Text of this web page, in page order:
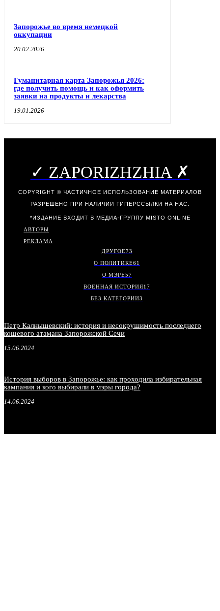
Запорожье во время немецкой
оккупации
20.02.2026
Гуманитарная карта Запорожья 2026:
где получить помощь и как оформить
заявки на продукты и лекарства
19.01.2026
✓ ZAPORIZHZHIA ✗
COPYRIGHT © ЧАСТИЧНОЕ ИСПОЛЬЗОВАНИЕ МАТЕРИАЛОВ
РАЗРЕШЕНО ПРИ НАЛИЧИИ ГИПЕРССЫЛКИ НА НАС.
*ИЗДАНИЕ ВХОДИТ В МЕДИА-ГРУППУ MISTO ONLINE
АВТОРЫ
РЕКЛАМА
ДРУГОЕ73
О ПОЛИТИКЕ61
О МЭРЕ57
ВОЕННАЯ ИСТОРИЯ17
БЕЗ КАТЕГОРИИ3
Петр Калнышевский: история и несокрушимость последнего
кошевого атамана Запорожской Сечи
15.06.2024
История выборов в Запорожье: как проходила избирательная
кампания и кого выбирали в мэры города?
14.06.2024